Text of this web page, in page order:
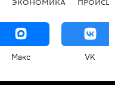
Макс VK